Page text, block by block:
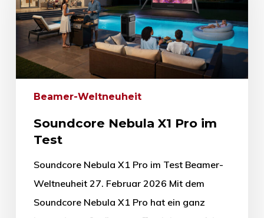
Beamer-Weltneuheit
Soundcore Nebula X1 Pro im
Test
Soundcore Nebula X1 Pro im Test Beamer-
Weltneuheit 27. Februar 2026 Mit dem
Soundcore Nebula X1 Pro hat ein ganz